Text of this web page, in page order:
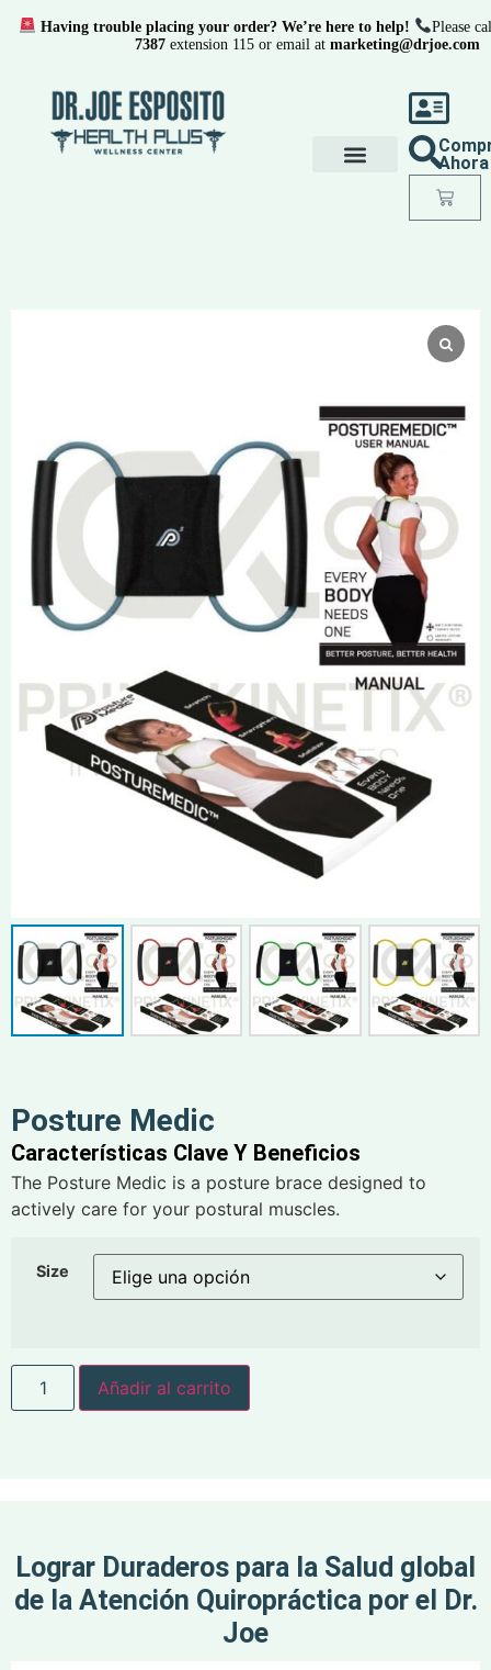
Ahora
Posture Medic
Características Clave Y Beneficios
The Posture Medic is a posture brace designed to
actively care for your postural muscles.
Size
Añadir al carrito
Lograr Duraderos para la Salud global
de la Atención Quiropráctica por el Dr.
Joe
Having trouble placing your order? We’re here to help!
Please
7387 extension 115 or email at marketing@drjoe.com